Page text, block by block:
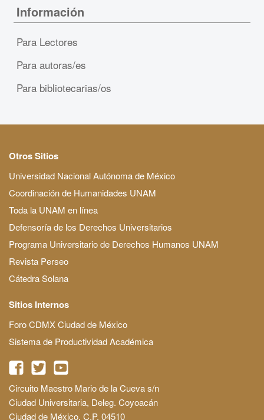
Información
Para Lectores
Para autoras/es
Para bibliotecarias/os
Otros Sitios
Universidad Nacional Autónoma de México
Coordinación de Humanidades UNAM
Toda la UNAM en línea
Defensoría de los Derechos Universitarios
Programa Universitario de Derechos Humanos UNAM
Revista Perseo
Cátedra Solana
Sitios Internos
Foro CDMX Ciudad de México
Sistema de Productividad Académica
Circuito Maestro Mario de la Cueva s/n
Ciudad Universitaria, Deleg. Coyoacán
Ciudad de México, C.P. 04510